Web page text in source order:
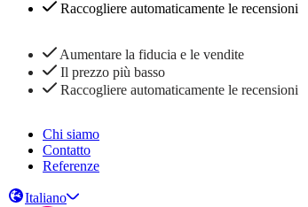
Raccogliere automaticamente le recensioni
Aumentare la fiducia e le vendite
Il prezzo più basso
Raccogliere automaticamente le recensioni
Chi siamo
Contatto
Referenze
Italiano